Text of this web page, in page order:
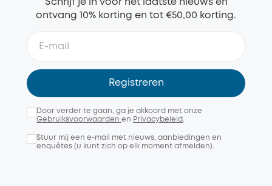
Schrijf je in voor het laatste nieuws en
ontvang 10% korting en tot €50,00 korting.
Registreren
Door verder te gaan, ga je akkoord met onze
Gebruiksvoorwaarden en Privacybeleid.
Stuur mij een e-mail met nieuws, aanbiedingen en
enquêtes (u kunt zich op elk moment afmelden).